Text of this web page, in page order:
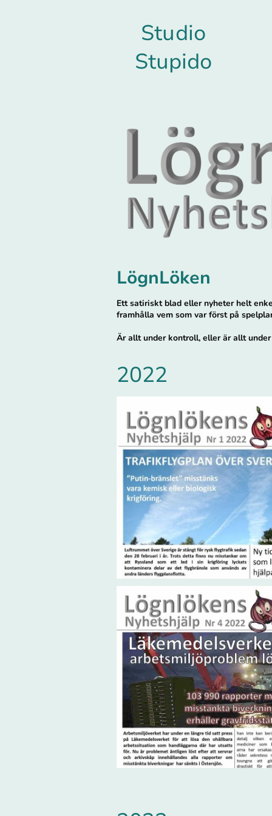
Studio
Stupido
LögnLöken
Ett satiriskt blad eller nyheter helt
framhålla vem som var först på
Är allt under kontroll, eller är allt
2022